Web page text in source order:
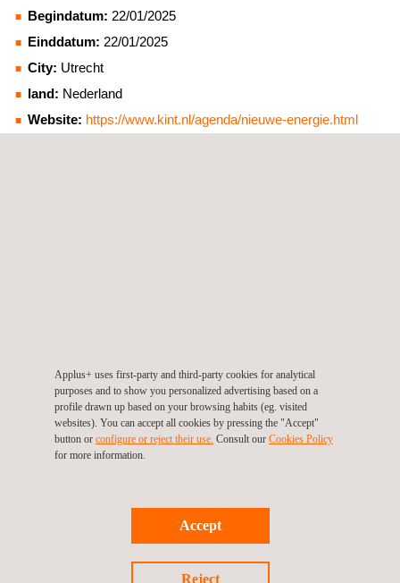
Begindatum: 22/01/2025
Einddatum: 22/01/2025
City: Utrecht
land: Nederland
Website: https://www.kint.nl/agenda/nieuwe-energie.html
Pörtzgen, Technical Authority, een presentatie geven over AI
voor inspectietechnieken: fictie of toekomst?
Applus+ uses first-party and third-party cookies for analytical
purposes and to show you personalized advertising based on a
profile drawn up based on your browsing habits (eg. visited
websites). You can accept all cookies by pressing the "Accept"
button or configure or reject their use. Consult our Cookies Policy
for more information.
Accept
Reject